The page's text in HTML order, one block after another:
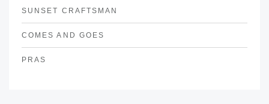
SUNSET CRAFTSMAN
COMES AND GOES
PRAS